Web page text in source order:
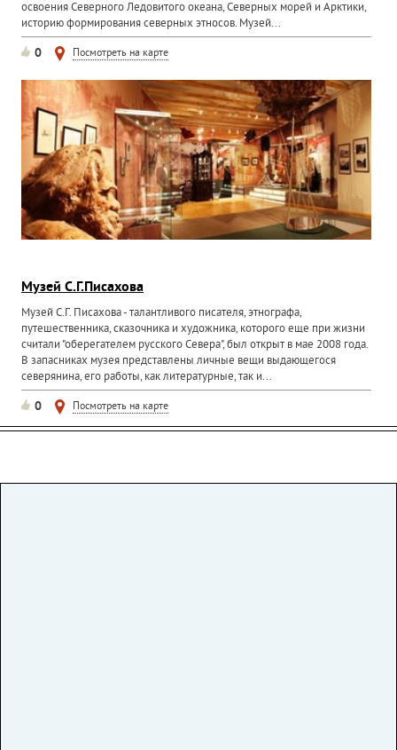
освоения Северного Ледовитого океана, Северных морей и Арктики,
историю формирования северных этносов. Музей...
0 Посмотреть на карте
Музей С.Г.Писахова
Музей С.Г. Писахова - талантливого писателя, этнографа,
путешественника, сказочника и художника, которого еще при жизни
считали "оберегателем русского Севера", был открыт в мае 2008 года.
В запасниках музея представлены личные вещи выдающегося
северянина, его работы, как литературные, так и...
0 Посмотреть на карте